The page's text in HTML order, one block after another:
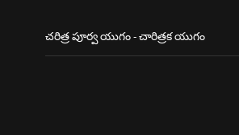
చరిత్ర పూర్వ యుగం - చారిత్రక యుగం